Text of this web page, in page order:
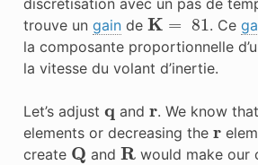
discrétisation avec un pas de
trouve un gainde K= 81 . Ce
la composante proportionnelle
la vitesse du volant d’inertie.
Let’s adjust and
. We know
elements or decreasing the r
create Q and R would make our